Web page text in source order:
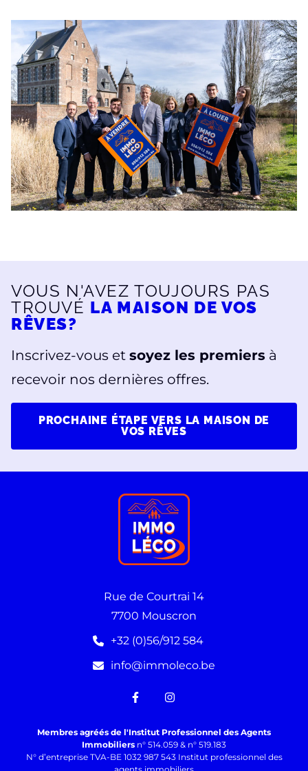
VOUS N'AVEZ TOUJOURS PAS
TROUVÉ LA MAISON DE VOS
RÊVES?
Inscrivez-vous et soyez les premiers à
recevoir nos dernières offres.
PROCHAINE ÉTAPE VERS LA MAISON DE
VOS RÊVES
Rue de Courtrai 14
7700 Mouscron
+32 (0)56/912 584
info@immoleco.be
Membres agréés de l'Institut Professionnel des Agents
Immobiliers n° 514.059 & n° 519.183
N° d’entreprise TVA-BE 1032 987 543 Institut professionnel des